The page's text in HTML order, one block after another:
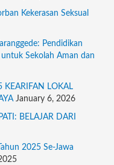
Kekerasan Seksual
Pendidikan
untuk Sekolah Aman dan
KEARIFAN LOKAL
January 6, 2026
BELAJAR DARI
2025 Se-Jawa